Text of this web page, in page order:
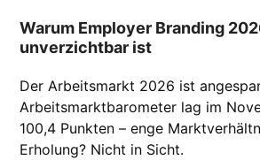
Warum Employer Branding
unverzichtbar ist
Der Arbeitsmarkt 2026 ist
Arbeitsmarktbarometer lag im
100,4 Punkten – enge
Erholung? Nicht in Sicht.